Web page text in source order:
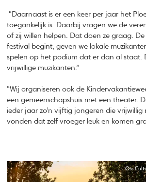
“Daarnaast is er een keer per jaar het
toegankelijk is. Daarbij vragen we de
of zij willen helpen. Dat doen ze graag.
festival begint, geven we lokale
spelen op het podium dat er dan al staat.
vrijwillige muzikanten.”
“Wij organiseren ook de
een gemeenschapshuis met een theater.
ieder jaar zo’n vijftig jongeren die vrijwillig
vonden dat zelf vroeger leuk en komen
Oss